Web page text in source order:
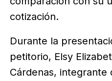
cotización.
Durante la
petitorio, Elsy
Cárdenas, integrante